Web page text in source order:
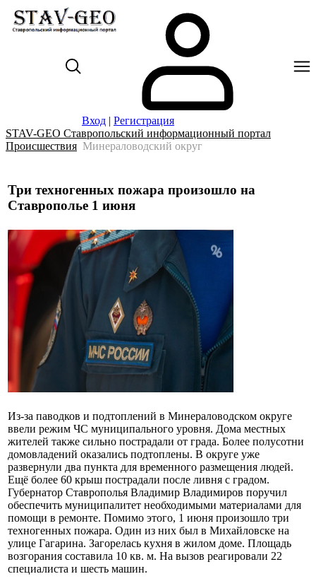
Вход | Регистрация
STAV-GEO Ставропольский информационный портал
Происшествия Минераловодский округ
Три техногенных пожара произошло на
Ставрополье 1 июня
Из-за паводков и подтоплений в Минераловодском округе
ввели режим ЧС муниципального уровня. Дома местных
жителей также сильно пострадали от града. Более полусотни
домовладений оказались подтоплены. В округе уже
развернули два пункта для временного размещения людей.
Ещё более 60 крыш пострадали после ливня с градом.
Губернатор Ставрополья Владимир Владимиров поручил
обеспечить муниципалитет необходимыми материалами для
помощи в ремонте. Помимо этого, 1 июня произошло три
техногенных пожара. Один из них был в Михайловске на
улице Гагарина. Загорелась кухня в жилом доме. Площадь
возгорания составила 10 кв. м. На вызов реагировали 22
специалиста и шесть машин.